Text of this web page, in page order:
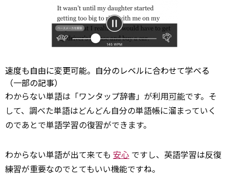
速度も自由に変更可能。自分のレベルに合わせて学べる
（一部の記事）
わからない単語は「ワンタップ辞書」が利用可能です。そ
して、調べた単語はどんどん自分の単語帳に溜まっていく
のであとで単語学習の復習ができます。
わからない単語が出て来ても 安心 ですし、英語学習は反復
練習が重要なのでとてもいい機能ですね。